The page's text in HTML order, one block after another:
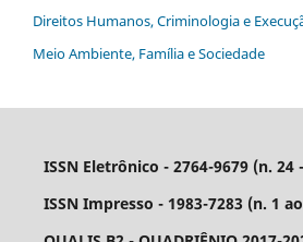
Direitos Humanos, Criminologia e
Meio Ambiente, Família e Sociedade
ISSN Eletrônico - 2764-9679 (n. 24
ISSN Impresso - 1983-7283 (n. 1